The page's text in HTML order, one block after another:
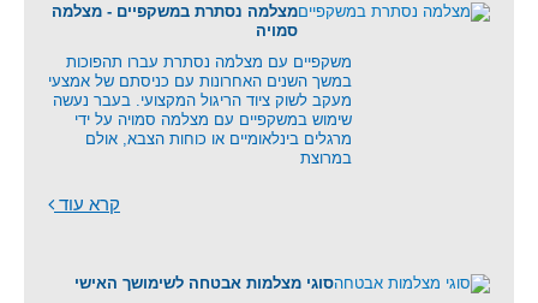
מצלמה נסתרת במשקפיים - מצלמה
סמויה
משקפיים עם מצלמה נסתרת עברו תהפוכות
במשך השנים האחרונות עם כניסתם של אמצעי
מעקב לשוק ציוד הריגול המקצועי. בעבר נעשה
שימוש במשקפיים עם מצלמה סמויה על ידי
מרגלים בינלאומיים או כוחות הצבא, אולם
במרוצת
קרא עוד
סוגי מצלמות אבטחה לשימושך האישי